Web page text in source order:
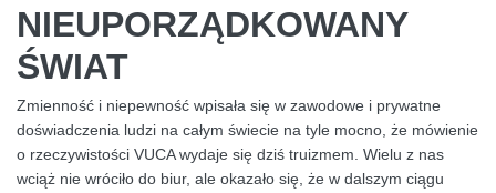
NIEUPORZĄDKOWANY
ŚWIAT
Zmienność i niepewność wpisała się w zawodowe i prywatne
doświadczenia ludzi na całym świecie na tyle mocno, że mówienie
o rzeczywistości VUCA wydaje się dziś truizmem. Wielu z nas
wciąż nie wróciło do biur, ale okazało się, że w dalszym ciągu